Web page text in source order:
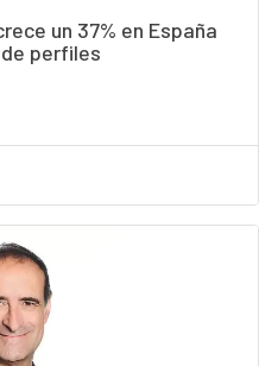
un 37% en España
perfiles